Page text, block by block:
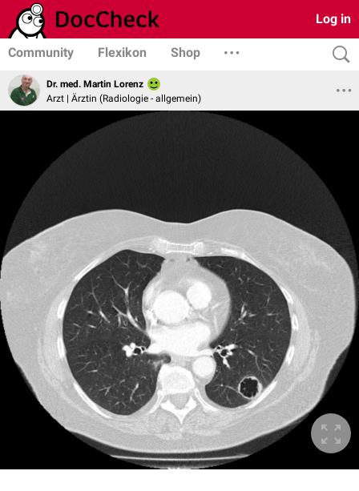
Log in
Community Flexikon Shop
Dr. med. Martin Lorenz
Arzt | Ärztin (Radiologie - allgemein)